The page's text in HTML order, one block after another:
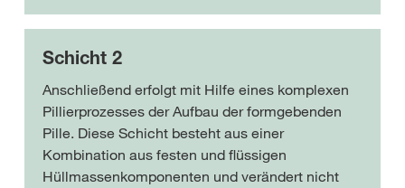
Schicht 2
Anschließend erfolgt mit Hilfe eines komplexen
Pillierprozesses der Aufbau der formgebenden
Pille. Diese Schicht besteht aus einer
Kombination aus festen und flüssigen
Hüllmassenkomponenten und verändert nicht